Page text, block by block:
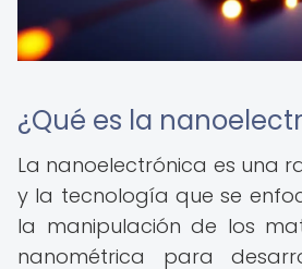
¿Qué es la
La nanoelectrónica es una
y la tecnología que se
la manipulación de los
nanométrica para